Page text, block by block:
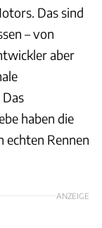
Das sind
– von
aber
haben die
echten Rennen
ANZEIGE